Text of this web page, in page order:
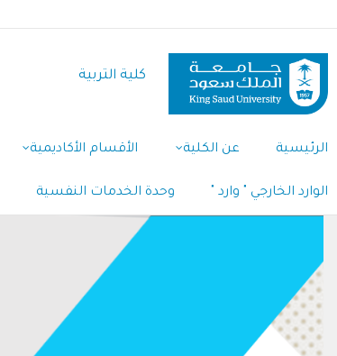
المحتوى
الرئيسي
كلية التربية
الرئيسية عن الكلية الأقسام الأكاديمية
الوارد الخارجي " وارد " وحدة الخدمات النفسية